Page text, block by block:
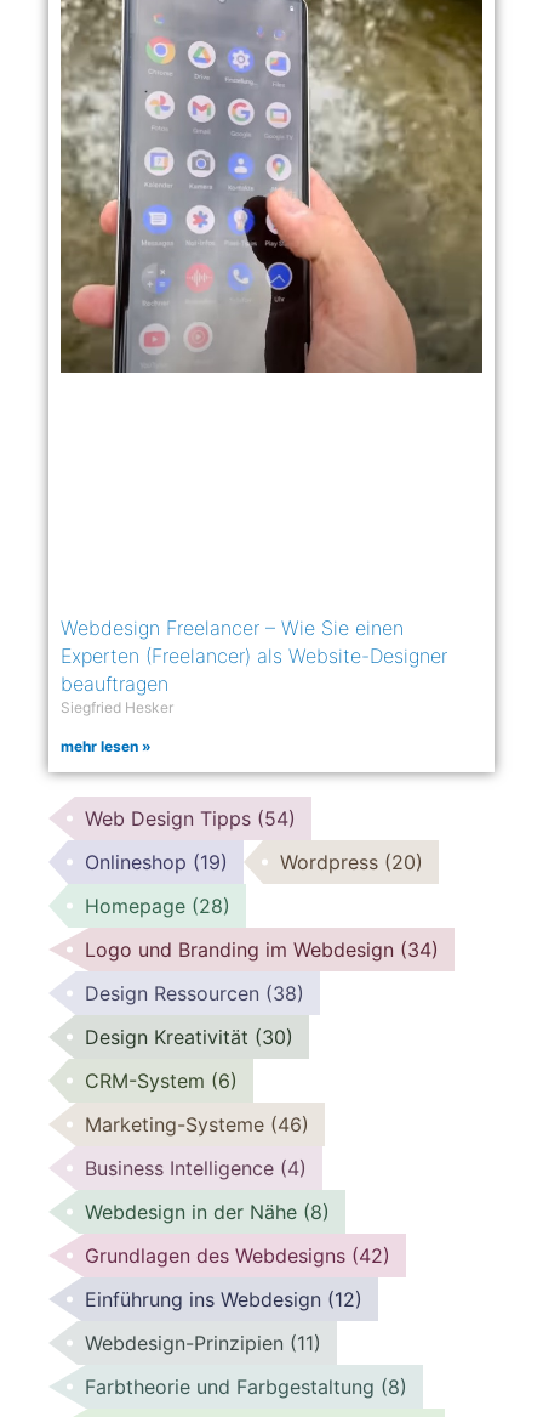
Webdesign Freelancer – Wie Sie einen
Experten (Freelancer) als Website-Designer
beauftragen
Siegfried Hesker
mehr lesen »
Web Design Tipps (54)
Onlineshop (19) Wordpress (20)
Homepage (28)
Logo und Branding im Webdesign (34)
Design Ressourcen (38)
Design Kreativität (30)
CRM-System (6)
Marketing-Systeme (46)
Business Intelligence (4)
Webdesign in der Nähe (8)
Grundlagen des Webdesigns (42)
Einführung ins Webdesign (12)
Webdesign-Prinzipien (11)
Farbtheorie und Farbgestaltung (8)